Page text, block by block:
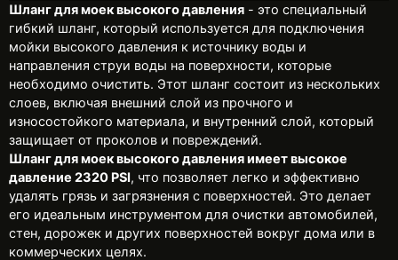
Шланг для моек высокого давления - это специальный
гибкий шланг, который используется для подключения
мойки высокого давления к источнику воды и
направления струи воды на поверхности, которые
необходимо очистить. Этот шланг состоит из нескольких
слоев, включая внешний слой из прочного и
износостойкого материала, и внутренний слой, который
защищает от проколов и повреждений.
Шланг для моек высокого давления имеет высокое
давление 2320 PSI, что позволяет легко и эффективно
удалять грязь и загрязнения с поверхностей. Это делает
его идеальным инструментом для очистки автомобилей,
стен, дорожек и других поверхностей вокруг дома или в
коммерческих целях.